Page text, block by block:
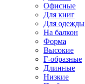
Офисные
Для книг
Для одежды
На балкон
Форма
Высокие
Г-образные
Длинные
Низкие